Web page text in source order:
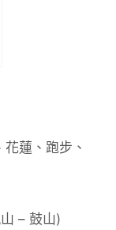
花蓮 、跑步 、
– 鼓山)